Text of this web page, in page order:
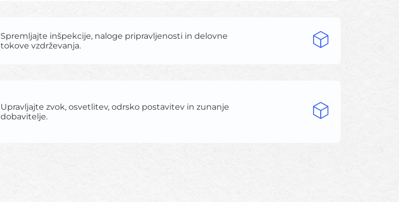
Spremljajte inšpekcije, naloge pripravljenosti in delovne
tokove vzdrževanja.
Upravljajte zvok, osvetlitev, odrsko postavitev in zunanje
dobavitelje.